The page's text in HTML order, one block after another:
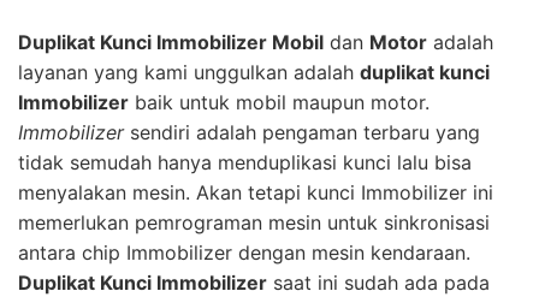
Duplikat Kunci Immobilizer Mobil dan Motor adalah
layanan yang kami unggulkan adalah duplikat kunci
Immobilizer baik untuk mobil maupun motor.
Immobilizersendiri adalah pengaman terbaru yang
tidak semudah hanya menduplikasi kunci lalu bisa
menyalakan mesin. Akan tetapi kunci Immobilizer ini
memerlukan pemrograman mesin untuk sinkronisasi
antara chip Immobilizer dengan mesin kendaraan.
Duplikat Kunci Immobilizer saat ini sudah ada pada